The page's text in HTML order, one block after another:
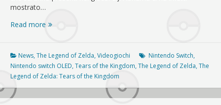
mostrato…
Read more Nuove
Link
in
The
Legend
of
News,The Legend of Zelda,Videogiochi Nintendo Switch,
Nintendo switch OLED,Tears of the Kingdom,The Legend of Zelda,The
Legend of Zelda: Tears of the Kingdom